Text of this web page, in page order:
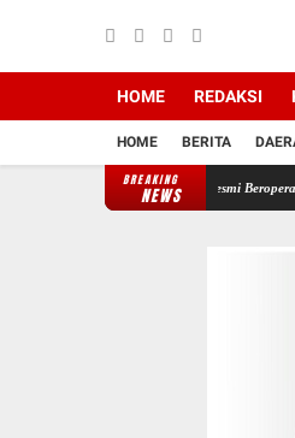
HOME REDAKSI
HOME BERITA
BREAKING
NEWS
Resmi Beroperasi! Layanan